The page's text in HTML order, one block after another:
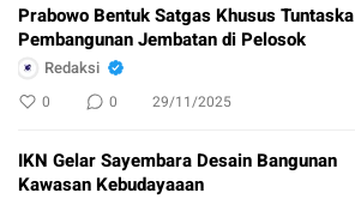
Prabowo Bentuk Satgas Khusus Tuntaska
Pembangunan Jembatan di Pelosok
Redaksi
0 0 29/11/2025
IKN Gelar Sayembara Desain Bangunan
Kawasan Kebudayaaan